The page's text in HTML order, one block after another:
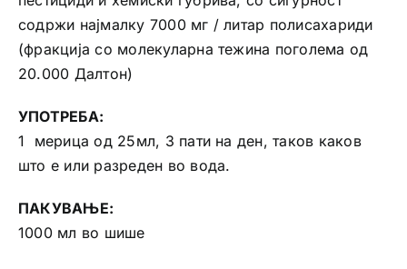
содржи најмалку 7000 мг / литар полисахариди
(фракција со молекуларна тежина поголема од
20.000 Далтон)
УПОТРЕБА:
1 мерица од 25мл, 3 пати на ден, таков каков
што е или разреден во вода.
ПАКУВАЊЕ:
1000 мл во шише